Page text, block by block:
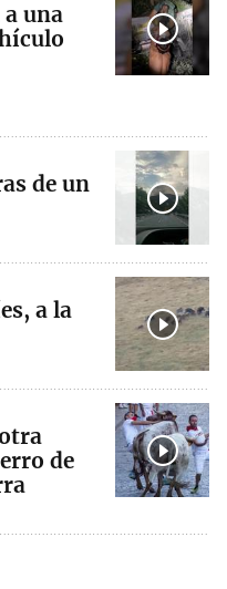
una
de un
a la
de